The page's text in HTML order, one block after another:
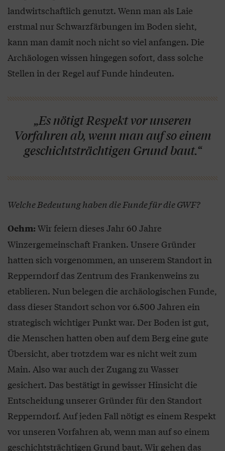
landwirtschaftlich genutzt. Wenn man als Laie
erstmal nur Schwarzfärbungen im Boden sieht,
kann man damit noch nicht so viel anfangen. Die
Archäologen wissen hingegen sofort, dass solche
Stellen in der Regel auf Funde hindeuten.
„Es nötigt Respekt vor unseren
Vorfahren ab, wenn man auf so einem
geschichtsträchtigen Grund baut.“
Welche Bedeutung haben die Funde für die GWF?
Oehm: Wir feiern dieses Jahr 60 Jahre
Winzergemeinschaft Franken. Unsere Gründer
hatten sich vorgenommen, an unserem Standort in
Repperndorf das Zentrum des Frankenweins zu
etablieren. Nun belegen die archäologischen Funde,
dass dieser Standort schon vor 6.500 Jahren ein
strategisch wichtiger Punkt war. Der Boden ist gut,
die Menschen hatten oben auf dem Berg eine gute
Übersicht, aber trotzdem war es nicht weit zum
Main. Also war auch der Zugang zu Wasser
gesichert. Das bestätigt in gewisser Hinsicht die
Entscheidung unserer Gründer für den Standort
Repperndorf. Auf jeden Fall nötigt es einem Respekt
vor unseren Vorfahren ab, wenn man auf so einem
geschichtsträchtigen Grund baut. Wir gehen das